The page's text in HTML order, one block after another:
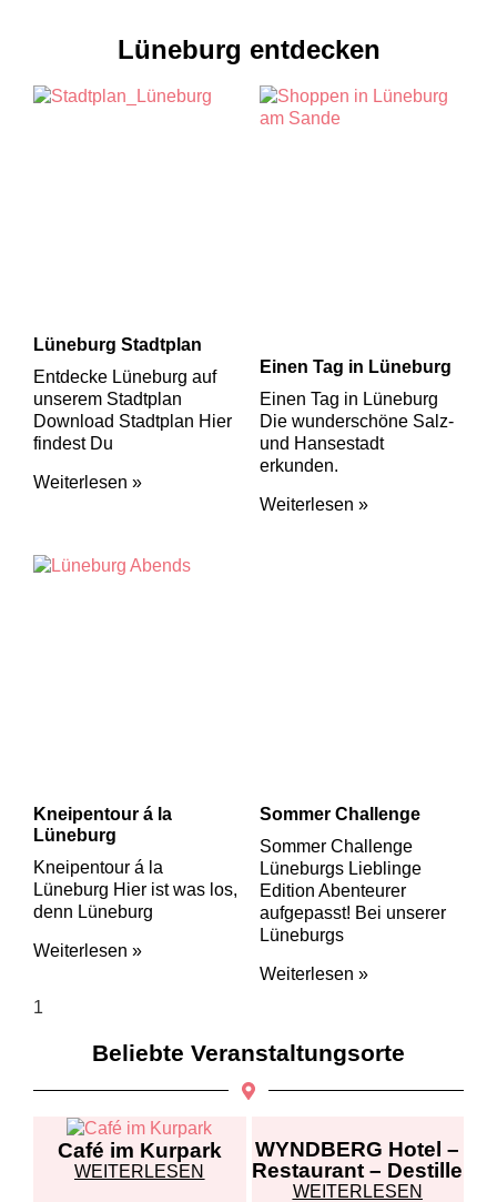
Lüneburg entdecken
Lüneburg Stadtplan
Entdecke Lüneburg auf
unserem Stadtplan
Download Stadtplan Hier
findest Du
Weiterlesen »
Einen Tag in Lüneburg
Einen Tag in Lüneburg
Die wunderschöne Salz-
und Hansestadt
erkunden.
Weiterlesen »
Kneipentour á la
Lüneburg
Kneipentour á la
Lüneburg Hier ist was los,
denn Lüneburg
Weiterlesen »
Sommer Challenge
Sommer Challenge
Lüneburgs Lieblinge
Edition Abenteurer
aufgepasst! Bei unserer
Lüneburgs
Weiterlesen »
Beliebte Veranstaltungsorte
Café im Kurpark
WEITERLESEN
WYNDBERG Hotel –
Restaurant – Destille
WEITERLESEN